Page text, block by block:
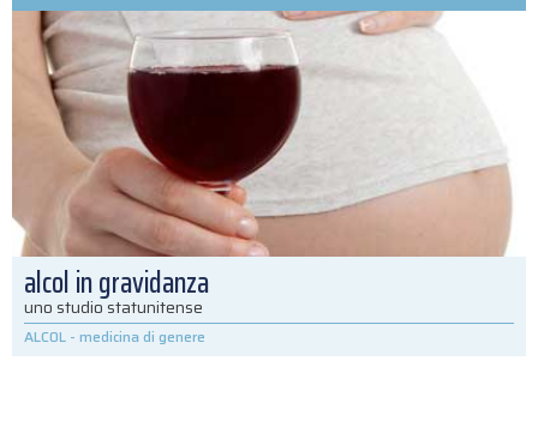
alcol in gravidanza
uno studio statunitense
ALCOL - medicina di genere